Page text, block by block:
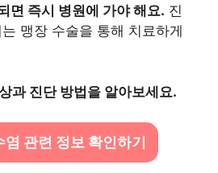
면 즉시 병원에 가야 해요. 진
맹장 수술을 통해 치료하게
과 진단 방법을 알아보세요.
관련 정보 확인하기